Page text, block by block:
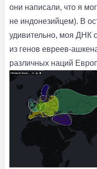
они написали, что я
не индонезийцем). В
удивительно, моя ДНК
из генов евреев-
различных наций